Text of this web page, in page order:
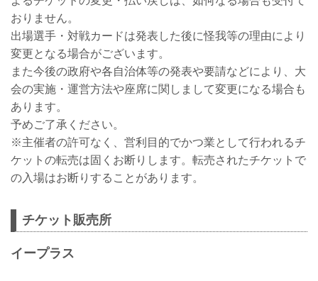
おりません。
出場選手・対戦カードは発表した後に怪我等の理由により
変更となる場合がございます。
また今後の政府や各自治体等の発表や要請などにより、大
会の実施・運営方法や座席に関しまして変更になる場合も
あります。
予めご了承ください。
※主催者の許可なく、営利目的でかつ業として行われるチ
ケットの転売は固くお断りします。転売されたチケットで
の入場はお断りすることがあります。
チケット販売所
イープラス